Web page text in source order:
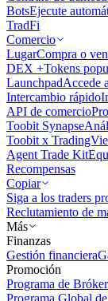
BotsEjecute
TradFi
Comercio
LugarCompra o
DEX +Tokens
LaunchpadAccede
Intercambio rápido
API de comercio
Toobit Synapse
Toobit x
Agent Trade Kit
Recompensas
Copiar
Siga a los traders
Reclutamiento de
Más
Finanzas
Gestión financiera
Promoción
Programa de Bróker
Programa Global